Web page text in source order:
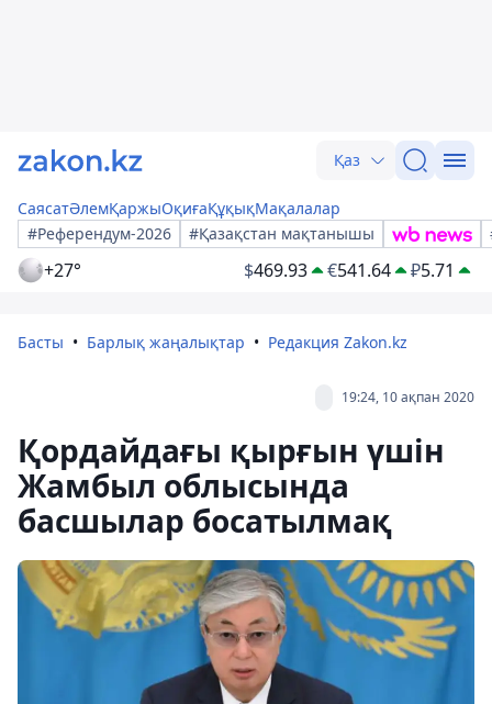
Қаз
СаясатӘлемҚаржыОқиғаҚұқықМақалалар
#Референдум-2026
#Қазақстан мақтанышы
+27° $469.93 €541.64 ₽5.71
Басты Барлық жаңалықтар Редакция Zakon.kz
19:24, 10 ақпан 2020
Қордайдағы қырғын үшін
Жамбыл облысында
басшылар босатылмақ